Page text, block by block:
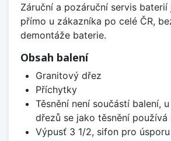
Záruční a pozáruční servis
přímo u zákazníka po celé ČR,
demontáže baterie.
Obsah balení
Granitový dřez
Příchytky
Těsnění není součástí balení,
dřezů se jako těsnění používá
Výpusť 3 1/2, sifon pro